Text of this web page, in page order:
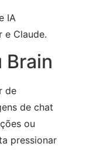
IA
e Claude.
Brain
de
de chat
ou
pressionar